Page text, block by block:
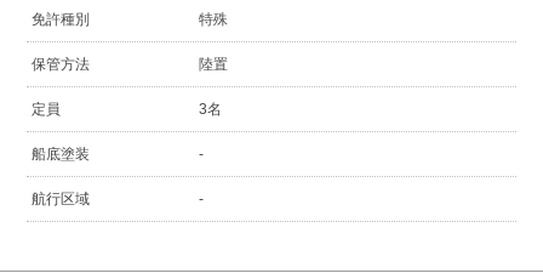
免許種別 特殊
保管方法 陸置
定員 3名
船底塗装 -
航行区域 -